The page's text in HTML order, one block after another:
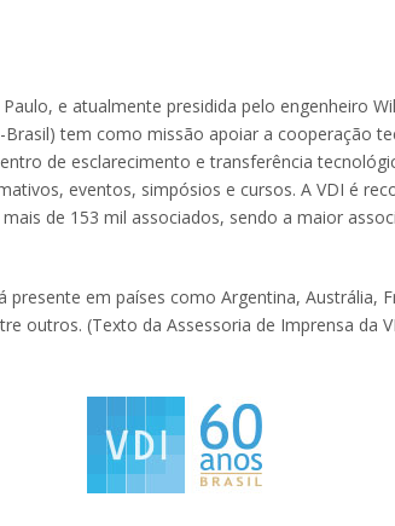
e atualmente presidida pelo engenheiro
Brasil) tem como missão apoiar a cooperação
de esclarecimento e transferência
eventos, simpósios e cursos. A VDI é
de 153 mil associados, sendo a maior
em países como Argentina, Austrália,
outros. (Texto da Assessoria de Imprensa da